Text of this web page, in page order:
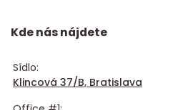
Kde nás nájdete
Sídlo:
Klincová 37/B, Bratislava